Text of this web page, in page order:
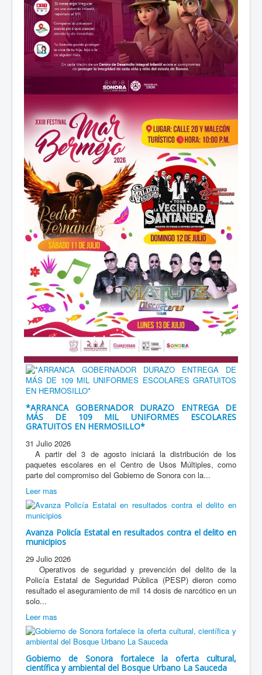
*ARRANCA GOBERNADOR DURAZO ENTREGA DE
MÁS DE 109 MIL UNIFORMES ESCOLARES
GRATUITOS EN HERMOSILLO*
31 Julio 2026
A partir del 3 de agosto iniciará la distribución de los
paquetes escolares en el Centro de Usos Múltiples, como
parte del compromiso del Gobierno de Sonora con la...
Leer mas
Avanza Policía Estatal en resultados contra el delito en
municipios
29 Julio 2026
Operativos de seguridad y prevención del delito de la
Policía Estatal de Seguridad Pública (PESP) dieron como
resultado el aseguramiento de mil 14 dosis de narcótico en un
solo...
Leer mas
Gobierno de Sonora fortalece la oferta cultural,
científica y ambiental del Bosque Urbano La Sauceda